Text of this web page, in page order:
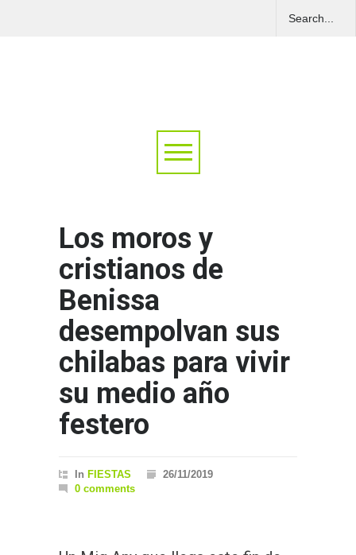
Los moros y
cristianos de
Benissa
desempolvan sus
chilabas para vivir
su medio año
festero
In FIESTAS
26/11/2019
0 comments